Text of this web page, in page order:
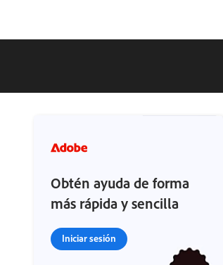
Obtén ayuda de forma
más rápida y sencilla
Iniciar sesión